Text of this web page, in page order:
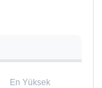
En Yüksek